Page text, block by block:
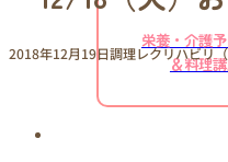
栄養・介護
＆料理
2018年12月19日調理レクリハビリ（